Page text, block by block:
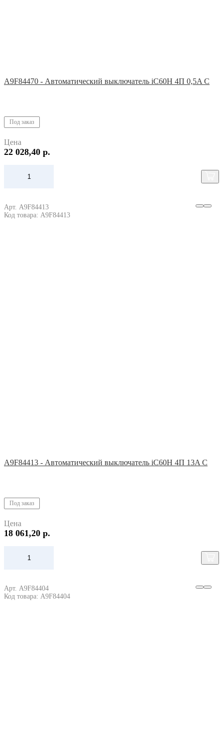
A9F84470 - Автоматический выключатель iC60H 4П 0,5A C
Под заказ
Цена
22 028,40 р.
Арт. A9F84413
Код товара: A9F84413
A9F84413 - Автоматический выключатель iC60H 4П 13A C
Под заказ
Цена
18 061,20 р.
Арт. A9F84404
Код товара: A9F84404